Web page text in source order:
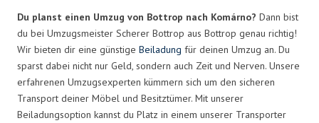
Du planst einen Umzug von Bottrop nach Komárno? Dann bist
du bei Umzugsmeister Scherer Bottrop aus Bottrop genau richtig!
Wir bieten dir eine günstige Beiladung für deinen Umzug an. Du
sparst dabei nicht nur Geld, sondern auch Zeit und Nerven. Unsere
erfahrenen Umzugsexperten kümmern sich um den sicheren
Transport deiner Möbel und Besitztümer. Mit unserer
Beiladungsoption kannst du Platz in einem unserer Transporter